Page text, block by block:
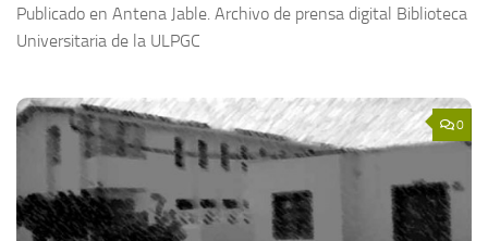
Publicado en Antena Jable. Archivo de prensa digital Biblioteca
Universitaria de la ULPGC
0